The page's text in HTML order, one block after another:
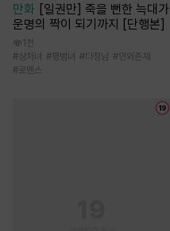
만화 [일권만] 죽을 뻔한 늑대가
운명의 짝이 되기까지 [단행본]
1천
#상처녀 #평범녀 #다정남 #인외존재
#로맨스